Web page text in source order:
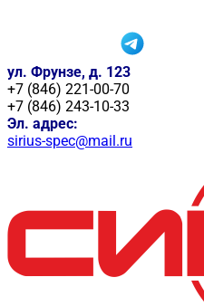
ул. Фрунзе, д. 123
+7 (846) 221-00-70
+7 (846) 243-10-33
Эл. адрес:
sirius-spec@mail.ru